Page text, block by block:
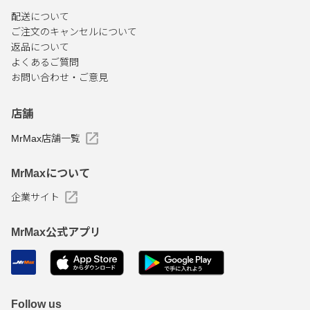
配送について
ご注文のキャンセルについて
返品について
よくあるご質問
お問い合わせ・ご意見
店舗
MrMax店舗一覧
MrMaxについて
企業サイト
MrMax公式アプリ
Follow us